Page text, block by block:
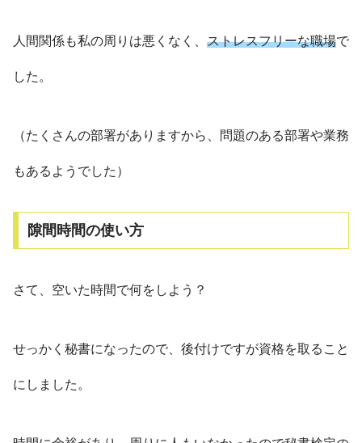
人間関係も私の周りは悪くなく、 ストレスフリーな職場で
した。
（たくさんの部署がありますから、問題のある部署や業務
もあるようでした）
隙間時間の使い方
さて、空いた時間で何をしよう？
せっかく秘書になったので、後付けですが資格を取ること
にしました。